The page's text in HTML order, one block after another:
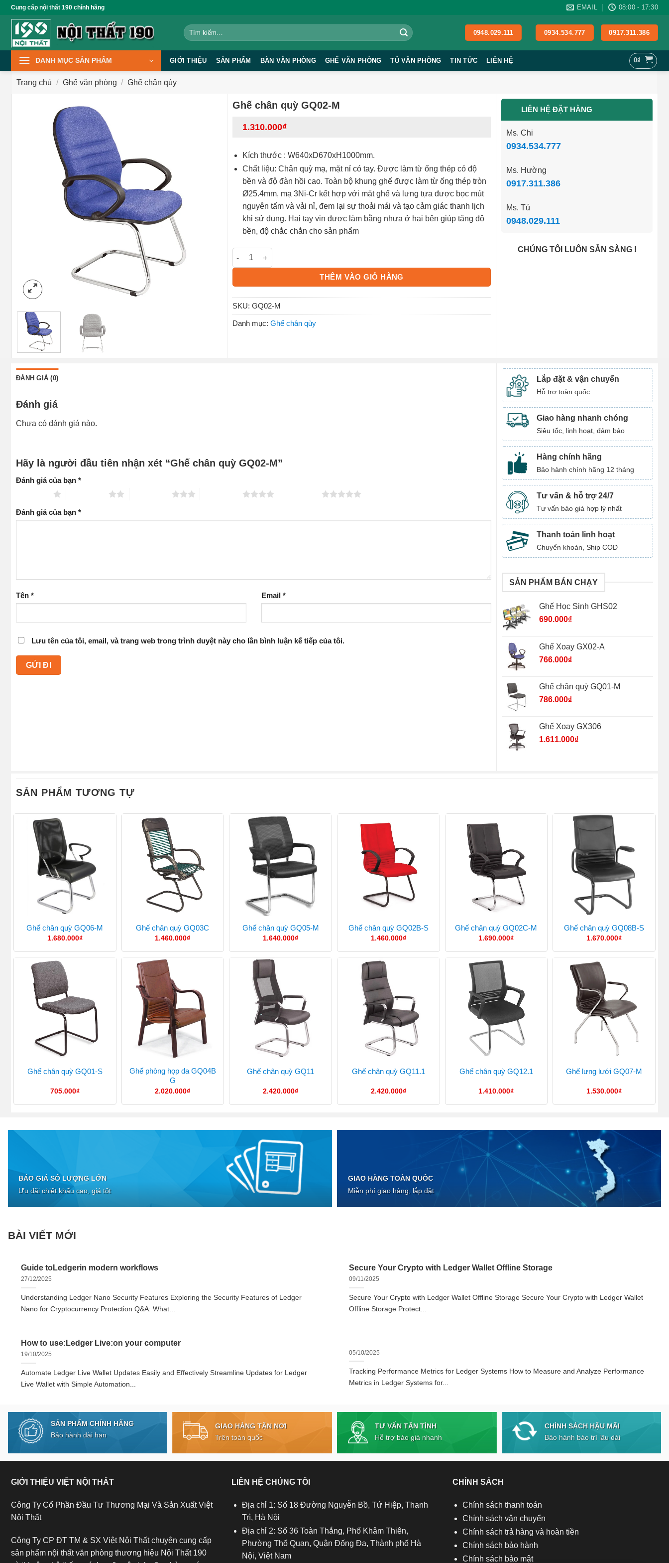
qua
dung
Cung cấp nội thất 190 chính hãng EMAIL 08:00 - 17:30
Tìm
kiếm:
0948.029.111 0934.534.777 0917.311.386
DANH MỤC SẢN PHẨM GIỚI THIỆU SẢN PHẨM BÀN VĂN PHÒNG GHẾ VĂN PHÒNG TỦ VĂN PHÒNG TIN TỨC LIÊN HỆ 0₫
Trang chủ / Ghế văn phòng / Ghế chân qùy
Ghế chân quỳ GQ02-M
1.310.000₫
Kích thước : W640xD670xH1000mm.
Chất liệu: Chân quỳ mạ, mặt nỉ có tay. Được làm từ ống thép có độ
bền và độ đàn hồi cao. Toàn bộ khung ghế được làm từ ống thép tròn
Ø25.4mm, mạ 3Ni-Cr kết hợp với mặt ghế và lưng tựa được bọc mút
nguyên tấm và vải nỉ, đem lại sự thoải mái và tạo cảm giác thanh lịch
khi sử dụng. Hai tay vịn được làm bằng nhựa ở hai bên giúp tăng độ
bền, độ chắc chắn cho sản phẩm
Ghế chân quỳ GQ02-M số lượng
THÊM VÀO GIỎ HÀNG
SKU: GQ02-M
Danh mục: Ghế chân qùy
LIÊN HỆ ĐẶT HÀNG
Ms. Chi
0934.534.777
Ms. Hường
0917.311.386
Ms. Tú
0948.029.111
CHÚNG TÔI LUÔN SẴN SÀNG !
ĐÁNH GIÁ (0)
Đánh giá
Chưa có đánh giá nào.
Hãy là người đầu tiên nhận xét “Ghế chân quỳ GQ02-M”
Đánh giá của bạn *
Đánh giá của bạn *
Tên * Email *
Lưu tên của tôi, email, và trang web trong trình duyệt này cho lần bình luận kế tiếp của tôi.
Lắp đặt & vận chuyển
Hỗ trợ toàn quốc
Giao hàng nhanh chóng
Siêu tốc, linh hoạt, đảm bảo
Hàng chính hãng
Bảo hành chính hãng 12 tháng
Tư vấn & hỗ trợ 24/7
Tư vấn báo giá hợp lý nhất
Thanh toán linh hoạt
Chuyển khoản, Ship COD
SẢN PHẨM BÁN CHẠY
Ghế Học Sinh GHS02
690.000₫
Ghế Xoay GX02-A
766.000₫
Ghế chân quỳ GQ01-M
786.000₫
Ghế Xoay GX306
1.611.000₫
SẢN PHẨM TƯƠNG TỰ
Ghế chân quỳ GQ06-M
1.680.000₫
Ghế chân quỳ GQ03C
1.460.000₫
Ghế chân quỳ GQ05-M
1.640.000₫
Ghế chân quỳ GQ02B-S
1.460.000₫
Ghế chân quỳ GQ02C-M
1.690.000₫
Ghế chân quỳ GQ08B-S
1.670.000₫
Ghế chân quỳ GQ01-S
705.000₫
Ghế phòng họp da GQ04B
G
2.020.000₫
Ghế chân quỳ GQ11
2.420.000₫
Ghế chân quỳ GQ11.1
2.420.000₫
Ghế chân quỳ GQ12.1
1.410.000₫
Ghế lưng lưới GQ07-M
1.530.000₫
BÁO GIÁ SỐ LƯỢNG LỚN
Ưu đãi chiết khấu cao, giá tốt
GIAO HÀNG TOÀN QUỐC
Miễn phí giao hàng, lắp đặt
BÀI VIẾT MỚI
Guide toLedgerin modern workflows
27/12/2025
Understanding Ledger Nano Security Features Exploring the Security Features of Ledger
Nano for Cryptocurrency Protection Q&A: What...
Secure Your Crypto with Ledger Wallet Offline Storage
09/11/2025
Secure Your Crypto with Ledger Wallet Offline Storage Secure Your Crypto with Ledger Wallet
Offline Storage Protect...
How to use:Ledger Live:on your computer
19/10/2025
Automate Ledger Live Wallet Updates Easily and Effectively Streamline Updates for Ledger
Live Wallet with Simple Automation...
05/10/2025
Tracking Performance Metrics for Ledger Systems How to Measure and Analyze Performance
Metrics in Ledger Systems for...
SẢN PHẨM CHÍNH HÃNG
Bảo hành dài hạn
GIAO HÀNG TẬN NƠI
Trên toàn quốc
TƯ VẤN TẬN TÌNH
Hỗ trợ báo giá nhanh
CHÍNH SÁCH HẬU MÃI
Bảo hành bảo trì lâu dài
GIỚI THIỆU VIỆT NỘI THẤT
Công Ty Cổ Phần Đầu Tư Thương Mại Và Sản Xuất Việt
Nội Thất
Công Ty CP ĐT TM & SX Việt Nội Thất chuyên cung cấp
sản phẩm nội thất văn phòng thương hiệu Nội Thất 190
LIÊN HỆ CHÚNG TÔI
Địa chỉ 1: Số 18 Đường Nguyễn Bồ, Tứ Hiệp, Thanh
Trì, Hà Nội
Địa chỉ 2: Số 36 Toàn Thắng, Phố Khâm Thiên,
Phường Thổ Quan, Quận Đống Đa, Thành phố Hà
Nội, Việt Nam
CHÍNH SÁCH
Chính sách thanh toán
Chính sách vận chuyển
Chính sách trả hàng và hoàn tiền
Chính sách bảo hành
Chính sách bảo mật